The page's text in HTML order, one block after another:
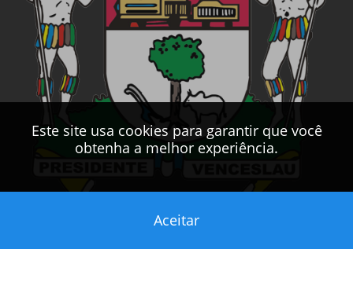
Este site usa cookies para garantir que você
obtenha a melhor experiência.
Aceitar